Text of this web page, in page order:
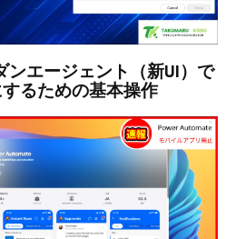
ンエージェント（新UI）で
るための基本操作